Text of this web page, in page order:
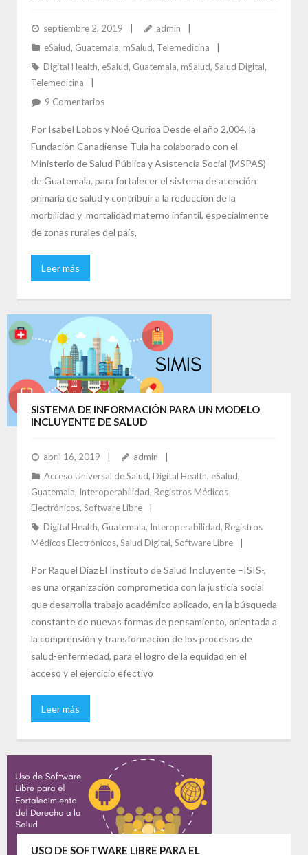
septiembre 2, 2019
admin
eSalud, Guatemala, mSalud, Telemedicina
Digital Health, eSalud, Guatemala, mSalud, Salud Digital,
Telemedicina
9 Comentarios
Por Isabel Lobos y Noé Qurioa Desde el año 2,004, la
Fundación Canadiense Tula ha colaborado con el
Ministerio de Salud Pública y Asistencia Social (MSPAS)
de Guatemala, para fortalecer el sistema de atención
primaria de salud y contribuir a la reducción de la
morbilidad y mortalidad materno infantil, especialmente
de zonas rurales del país,
Leer más
SISTEMA DE INFORMACIÓN PARA UN MODELO
INCLUYENTE DE SALUD
abril 16, 2019
admin
Acceso Universal de Salud, Digital Health, eSalud,
Guatemala, Interoperabilidad, Registros Médicos
Electrónicos, Software Libre
Digital Health, Guatemala, Interoperabilidad, Registros
Médicos Electrónicos, Salud Digital, Software Libre
Por Raquel Díaz El Instituto de Salud Incluyente –ISIS-,
es una organización comprometida con la justicia social
que desarrolla trabajo académico aplicado, en la búsqueda
constante de nuevas formas de pensamiento, orientada a
la comprensión y transformación de los procesos de
salud-enfermedad, para el logro de la equidad en el
acceso y el ejercicio efectivo
Leer más
USO DE SOFTWARE LIBRE PARA EL